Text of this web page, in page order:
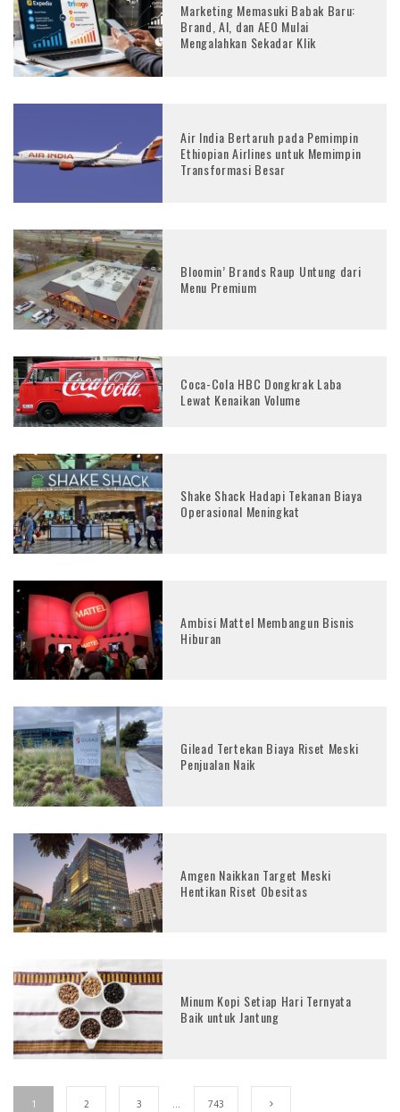
Marketing Memasuki Babak Baru:
Brand, AI, dan AEO Mulai
Mengalahkan Sekadar Klik
Air India Bertaruh pada Pemimpin
Ethiopian Airlines untuk Memimpin
Transformasi Besar
Bloomin’ Brands Raup Untung dari
Menu Premium
Coca-Cola HBC Dongkrak Laba
Lewat Kenaikan Volume
Shake Shack Hadapi Tekanan Biaya
Operasional Meningkat
Ambisi Mattel Membangun Bisnis
Hiburan
Gilead Tertekan Biaya Riset Meski
Penjualan Naik
Amgen Naikkan Target Meski
Hentikan Riset Obesitas
Minum Kopi Setiap Hari Ternyata
Baik untuk Jantung
1 2 3 743